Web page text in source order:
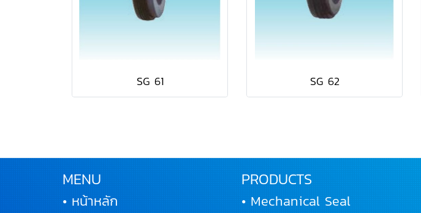
SG 61 SG 62
MENU
• หน้าหลัก
PRODUCTS
• Mechanical Seal